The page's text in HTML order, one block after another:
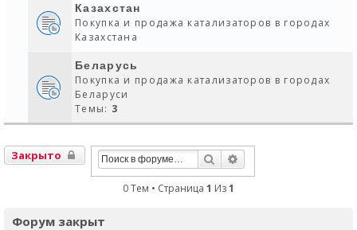
Казахстан
Покупка и продажа катализаторов в городах
Казахстана
Беларусь
Покупка и продажа катализаторов в городах
Беларуси
Темы: 3
Закрыто Поиск
0 Тем • Страница 1 Из1
Форум закрыт